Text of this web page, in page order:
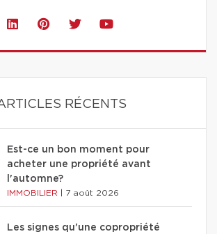
RÉCENTS
Est-ce un bon moment pour
acheter une propriété avant
l'automne?
IMMOBILIER 7 août 2026
Les signes qu'une copropriété